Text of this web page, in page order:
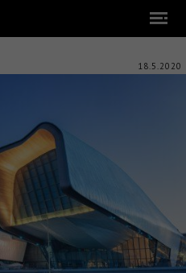
18.5.2020